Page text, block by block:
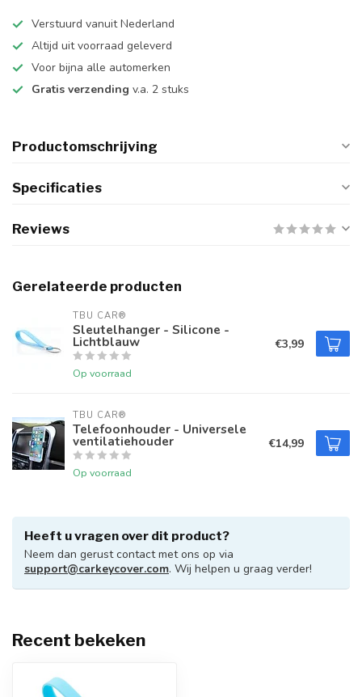
Verstuurd vanuit Nederland
Altijd uit voorraad geleverd
Voor bijna alle automerken
Gratis verzending v.a. 2 stuks
Productomschrijving
Specificaties
Reviews
Gerelateerde producten
TBU CAR®
Sleutelhanger - Silicone -
Lichtblauw
Op voorraad
€3,99
TBU CAR®
Telefoonhouder - Universele
ventilatiehouder
Op voorraad
€14,99
Heeft u vragen over dit product?
Neem dan gerust contact met ons op via
support@carkeycover.com. Wij helpen u graag verder!
Recent bekeken